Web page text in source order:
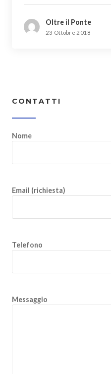
Oltre il Ponte
23 Ottobre 2018
CONTATTI
Nome
Email (richiesta)
Telefono
Messaggio